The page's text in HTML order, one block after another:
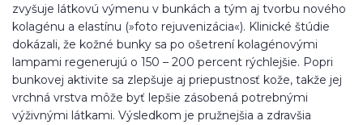
zvyšuje látkovú výmenu v bunkách a tým aj tvorbu nového
kolagénu a elastínu (»foto rejuvenizácia«). Klinické štúdie
dokázali, že kožné bunky sa po ošetrení kolagénovými
lampami regenerujú o 150 – 200 percent rýchlejšie. Popri
bunkovej aktivite sa zlepšuje aj priepustnosť kože, takže jej
vrchná vrstva môže byť lepšie zásobená potrebnými
výživnými látkami. Výsledkom je pružnejšia a zdravšia